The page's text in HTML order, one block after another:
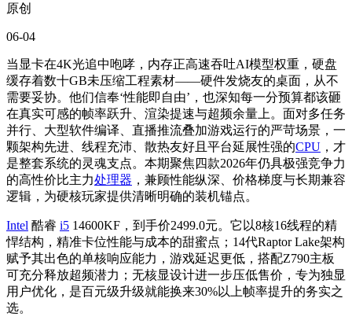
原创
06-04
当显卡在4K光追中咆哮，内存正高速吞吐AI模型权重，硬盘
缓存着数十GB未压缩工程素材——硬件发烧友的桌面，从不
需要妥协。他们信奉‘性能即自由’，也深知每一分预算都该砸
在真实可感的帧率跃升、渲染提速与超频余量上。面对多任务
并行、大型软件编译、直播推流叠加游戏运行的严苛场景，一
颗架构先进、线程充沛、散热友好且平台延展性强的CPU ，才
是整套系统的灵魂支点。本期聚焦四款2026年仍具极强竞争力
的高性价比主力处理器 ，兼顾性能纵深、价格梯度与长期兼容
逻辑，为硬核玩家提供清晰明确的装机锚点。
Intel 酷睿 i5 14600KF，到手价2499.0元。它以8核16线程的精
悍结构，精准卡位性能与成本的甜蜜点；14代Raptor Lake架构
赋予其出色的单核响应能力，游戏延迟更低，搭配Z790主板
可充分释放超频潜力；无核显设计进一步压低售价，专为独显
用户优化，是百元级升级就能换来30%以上帧率提升的务实之
选。